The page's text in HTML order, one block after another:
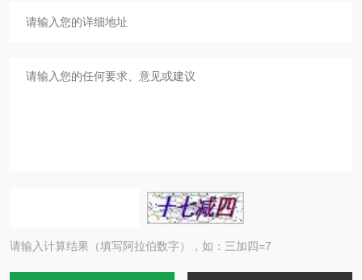
请输入计算结果（填写阿拉伯数字），如：三加四=7